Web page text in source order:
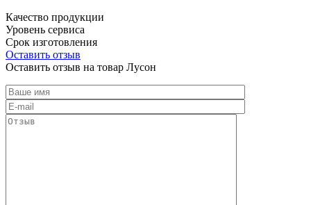
Качество продукции
Уровень сервиса
Срок изготовления
Оставить отзыв
Оставить отзыв на товар Лусон